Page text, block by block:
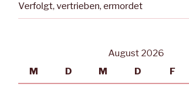
Verfolgt, vertrieben, ermordet
August 2026
M
D M D F